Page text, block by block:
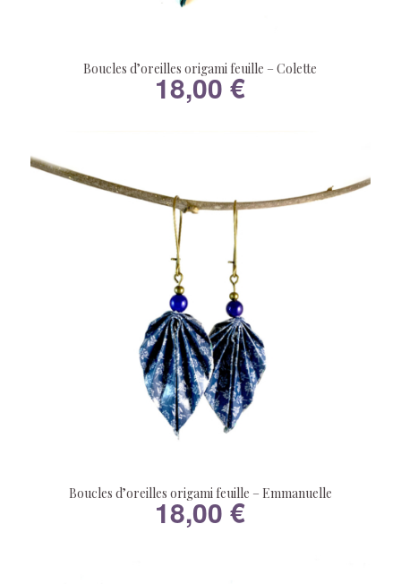
Boucles d’oreilles origami feuille – Colette
18,00€
Boucles d’oreilles origami feuille – Emmanuelle
18,00€